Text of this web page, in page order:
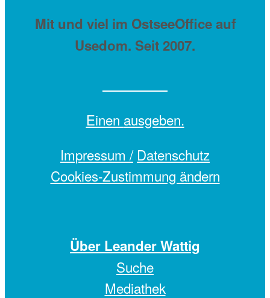
Mit und viel im OstseeOffice auf
Usedom. Seit 2007.
Einen ausgeben.
Impressum / Datenschutz
Cookies-Zustimmung ändern
Über Leander Wattig
Suche
Mediathek